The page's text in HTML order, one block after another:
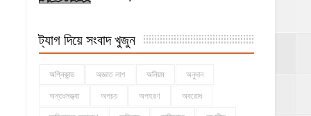
ট্যাগ দিয়ে সংবাদ খুজুন
অগ্নিকান্ড অজ্ঞাত লাশ অনিয়ম অনুদান
অন্তঃসত্ত্বা অপচয় অপহরণ অবরোধ